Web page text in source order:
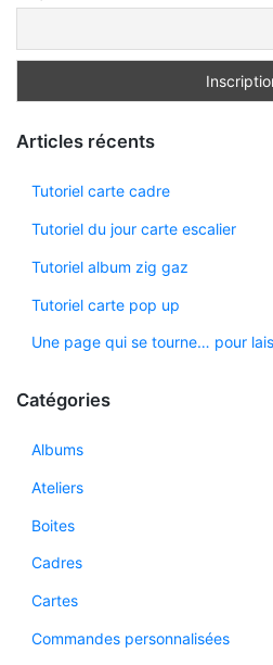
Articles récents
Tutoriel carte cadre
Tutoriel du jour carte escalier
Tutoriel album zig gaz
Tutoriel carte pop up
Une page qui se tourne… pour
Catégories
Albums
Ateliers
Boites
Cadres
Cartes
Commandes personnalisées